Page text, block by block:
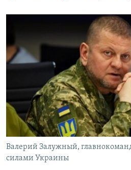
Валерий Залужный,
силами Украины